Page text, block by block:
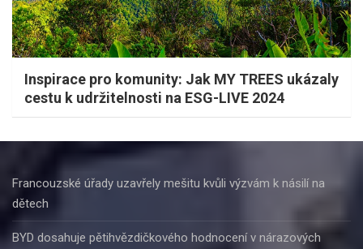
Inspirace pro komunity: Jak MY TREES ukázaly
cestu k udržitelnosti na ESG-LIVE 2024
Francouzské úřady uzavřely mešitu kvůli výzvám k násilí na
dětech
BYD dosahuje pětihvězdičkového hodnocení v nárazových